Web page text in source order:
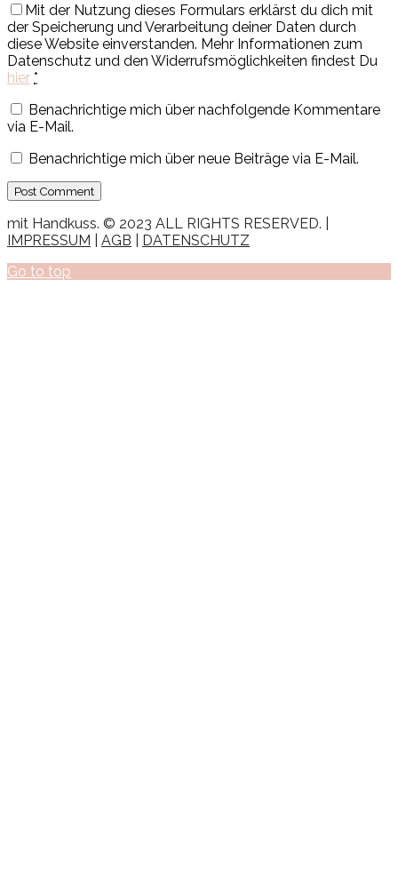
Mit der Nutzung dieses Formulars erklärst du dich mit
der Speicherung und Verarbeitung deiner Daten durch
diese Website einverstanden. Mehr Informationen zum
Datenschutz und den Widerrufsmöglichkeiten findest Du
hier *
Benachrichtige mich über nachfolgende Kommentare
via E-Mail.
Benachrichtige mich über neue Beiträge via E-Mail.
mit Handkuss. © 2023 ALL RIGHTS RESERVED. |
IMPRESSUM
AGB
DATENSCHUTZ
Go to top